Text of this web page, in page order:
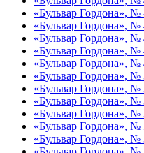
«Бульвар Гордона», №
«Бульвар Гордона», №
«Бульвар Гордона», №
«Бульвар Гордона», №
«Бульвар Гордона», №
«Бульвар Гордона», №
«Бульвар Гордона», №
«Бульвар Гордона», №
«Бульвар Гордона», №
«Бульвар Гордона», №
«Бульвар Гордона», №